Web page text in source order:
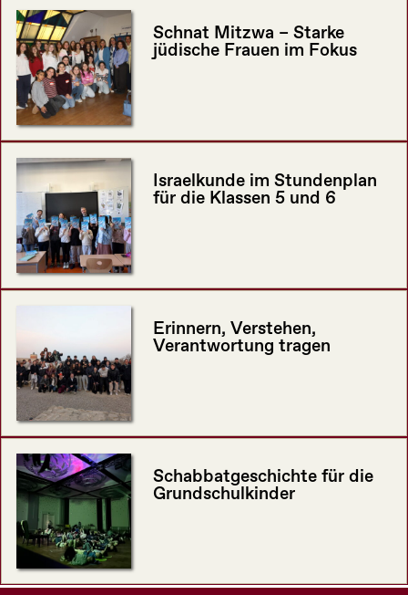
Schnat Mitzwa – Starke
jüdische Frauen im Fokus
Israelkunde im Stundenplan
für die Klassen 5 und 6
Erinnern, Verstehen,
Verantwortung tragen
Schabbatgeschichte für die
Grundschulkinder